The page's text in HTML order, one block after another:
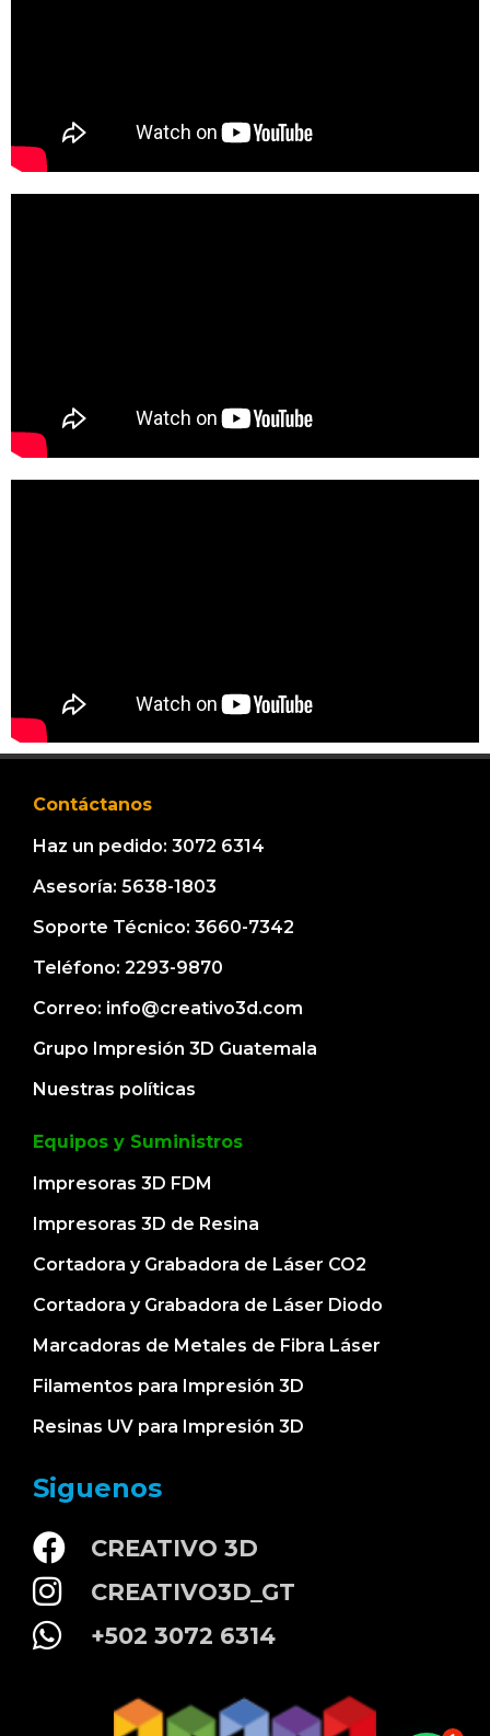
Contáctanos
Haz un pedido: 3072 6314
Asesoría: 5638-1803
Soporte Técnico: 3660-7342
Teléfono: 2293-9870
Correo: info@creativo3d.com
Grupo Impresión 3D Guatemala
Nuestras políticas
Equipos y Suministros
Impresoras 3D FDM
Impresoras 3D de Resina
Cortadora y Grabadora de Láser CO2
Cortadora y Grabadora de Láser Diodo
Marcadoras de Metales de Fibra Láser
Filamentos para Impresión 3D
Resinas UV para Impresión 3D
Siguenos
CREATIVO 3D
CREATIVO3D_GT
+502 3072 6314